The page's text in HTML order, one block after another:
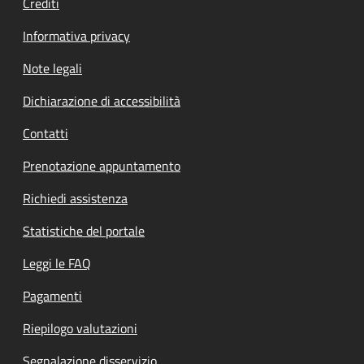
Informativa privacy
Note legali
Dichiarazione di accessibilità
Contatti
Prenotazione appuntamento
Richiedi assistenza
Statistiche del portale
Leggi le FAQ
Pagamenti
Riepilogo valutazioni